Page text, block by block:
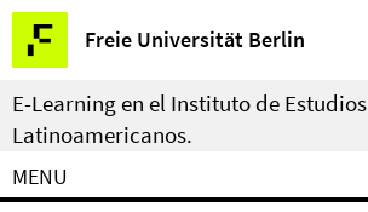
Springe
direkt
zu
Inhalt
Freie Universität Berlin
Herramientas
de
navegación
E-Learning en el Instituto de Estudios
Latinoamericanos.
MENU